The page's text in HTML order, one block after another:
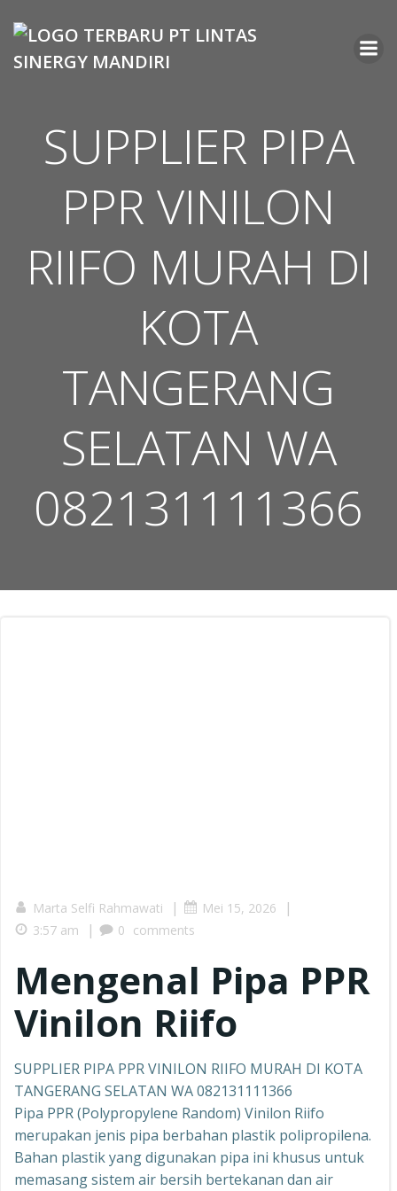
to
SUPPLIER PIPA
PPR VINILON
RIIFO MURAH DI
KOTA
TANGERANG
SELATAN WA
082131111366
Marta Selfi Rahmawati | Mei 15, 2026 |
3:57 am | 0 comments
Mengenal Pipa PPR
Vinilon Riifo
SUPPLIER PIPA PPR VINILON RIIFO MURAH DI KOTA
TANGERANG SELATAN WA 082131111366
Pipa PPR (Polypropylene Random) Vinilon Riifo
merupakan jenis pipa berbahan plastik polipropilena.
Bahan plastik yang digunakan pipa ini khusus untuk
memasang sistem air bersih bertekanan dan air